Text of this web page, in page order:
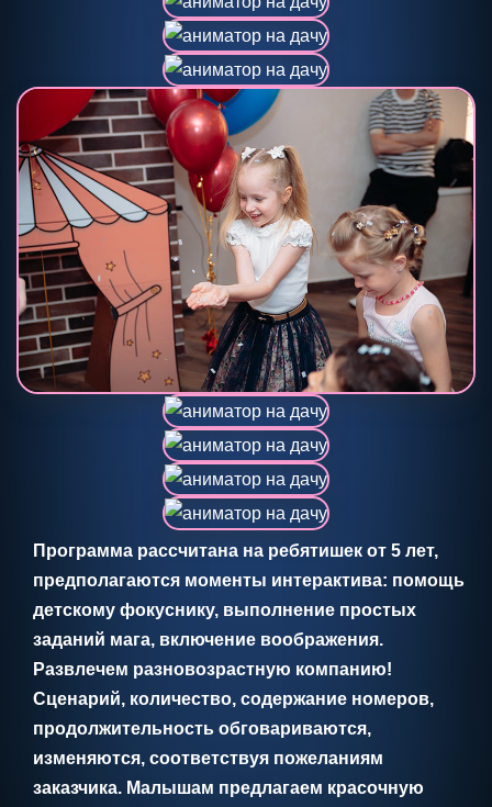
Программа рассчитана на ребятишек от 5 лет,
предполагаются моменты интерактива: помощь
детскому фокуснику, выполнение простых
заданий мага, включение воображения.
Развлечем разновозрастную компанию!
Сценарий, количество, содержание номеров,
продолжительность обговариваются,
изменяются, соответствуя пожеланиям
заказчика. Малышам предлагаем красочную